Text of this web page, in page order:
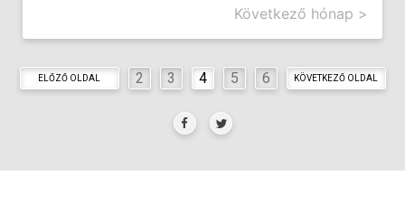
Következő hónap >
ELŐZŐ OLDAL 2 3 4 5 6 KÖVETKEZŐ OLDAL